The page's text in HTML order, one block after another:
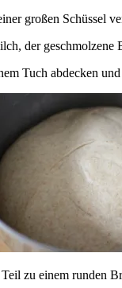
großen Schüssel
der
Tuch abdecken
zu einem runden